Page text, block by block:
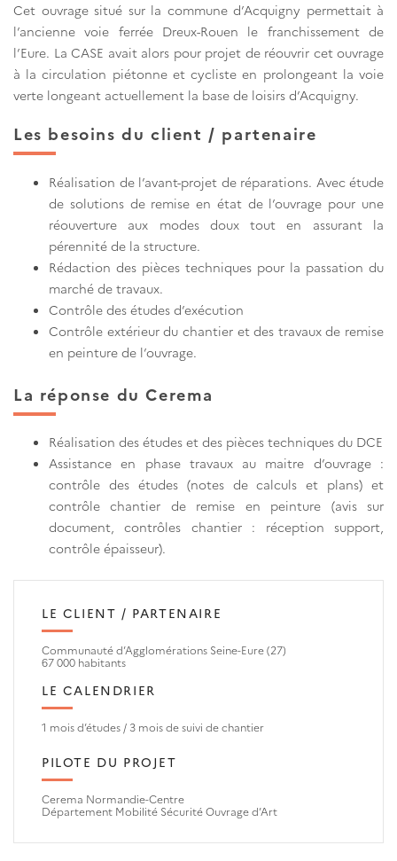
Cet ouvrage situé sur la commune d’Acquigny permettait à
l’ancienne voie ferrée Dreux-Rouen le franchissement de
l’Eure. La CASE avait alors pour projet de réouvrir cet ouvrage
à la circulation piétonne et cycliste en prolongeant la voie
verte longeant actuellement la base de loisirs d’Acquigny.
Les besoins du client / partenaire
Réalisation de l’avant-projet de réparations. Avec étude
de solutions de remise en état de l’ouvrage pour une
réouverture aux modes doux tout en assurant la
pérennité de la structure.
Rédaction des pièces techniques pour la passation du
marché de travaux.
Contrôle des études d’exécution
Contrôle extérieur du chantier et des travaux de remise
en peinture de l’ouvrage.
La réponse du Cerema
Réalisation des études et des pièces techniques du DCE
Assistance en phase travaux au maitre d’ouvrage :
contrôle des études (notes de calculs et plans) et
contrôle chantier de remise en peinture (avis sur
document, contrôles chantier : réception support,
contrôle épaisseur).
LE CLIENT / PARTENAIRE
Communauté d’Agglomérations Seine-Eure (27)
67 000 habitants
LE CALENDRIER
1 mois d’études / 3 mois de suivi de chantier
PILOTE DU PROJET
Cerema Normandie-Centre
Département Mobilité Sécurité Ouvrage d’Art